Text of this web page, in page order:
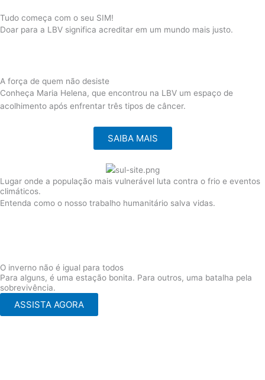
para
o
Tudo começa com o seu SIM!
Doar para a LBV significa acreditar em um mundo mais justo.
A força de quem não desiste
Conheça Maria Helena, que encontrou na LBV um espaço de
acolhimento após enfrentar três tipos de câncer.
SAIBA MAIS
Lugar onde a população mais vulnerável luta contra o frio e eventos
climáticos.
Entenda como o nosso trabalho humanitário salva vidas.
O inverno não é igual para todos
Para alguns, é uma estação bonita. Para outros, uma batalha pela
sobrevivência.
ASSISTA AGORA